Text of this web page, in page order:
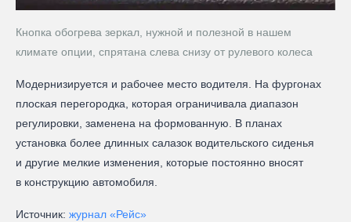
Кнопка обогрева зеркал, нужной и полезной в нашем
климате опции, спрятана слева снизу от рулевого колеса
Модернизируется и рабочее место водителя. На фургонах
плоская перегородка, которая ограничивала диапазон
регулировки, заменена на формованную. В планах
установка более длинных салазок водительского сиденья
и другие мелкие изменения, которые постоянно вносят
в конструкцию автомобиля.
Источник: журнал «Рейс»